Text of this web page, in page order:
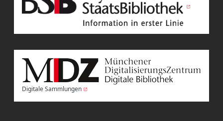
Digitale Sammlungen